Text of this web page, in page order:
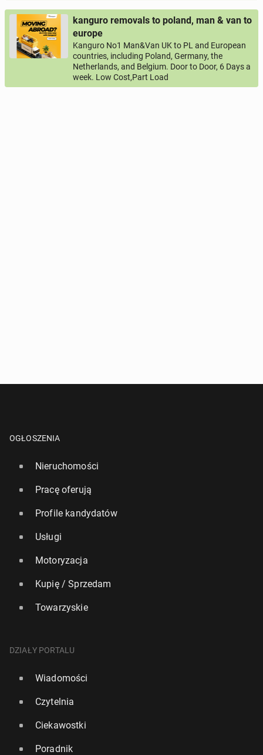
kanguro removals to poland, man & van to
europe
Kanguro No1 Man&Van UK to PL and European
countries, including Poland, Germany, the
Netherlands, and Belgium. Door to Door, 6 Days a
week. Low Cost,Part Load
OGŁOSZENIA
Nieruchomości
Pracę oferują
Profile kandydatów
Usługi
Motoryzacja
Kupię / Sprzedam
Towarzyskie
DZIAŁY PORTALU
Wiadomości
Czytelnia
Ciekawostki
Poradnik